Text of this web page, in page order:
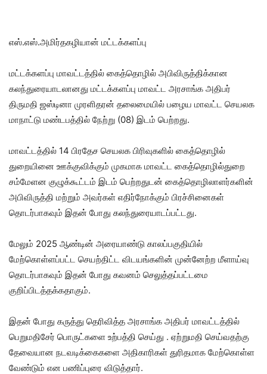
எஸ்.எஸ்.அமிர்தகழியான் மட்டக்களப்பு
மட்டக்களப்பு மாவட்டத்தில் கைத்தொழில் அபிவிருத்திக்கான
கலந்துரையாடலானது மட்டக்களப்பு மாவட்ட அரசாங்க அதிபர்
திருமதி ஜஸ்டினா முரளிதரன் தலைமையில் பழைய மாவட்ட செயலக
மாநாட்டு மண்டபத்தில் நேற்று (08) இடம் பெற்றது.
மாவட்டத்தில் 14 பிரதேச செயலக பிரிவுகளில் கைத்தொழில்
துறையினை ஊக்குவிக்கும் முகமாக மாவட்ட கைத்தொழில்துறை
சம்மேளன குழுக்கூட்டம் இடம் பெற்றதுடன் கைத்தொழிலாளர்களின்
அபிவிருத்தி மற்றும் அவர்கள் எதிர்நோக்கும் பிரச்சினைகள்
தொடர்பாகவும் இதன் போது கலந்துரையாடப்பட்டது.
மேலும் 2025 ஆண்டின் அரையாண்டு காலப்பகுதியில்
மேற்கொள்ளப்பட்ட செயற்திட்ட விடயங்களின் முன்னேற்ற மீளாய்வு
தொடர்பாகவும் இதன் போது கவனம் செலுத்தப்பட்டமை
குறிப்பிடத்தக்கதாகும்.
இதன் போது கருத்து தெரிவித்த அரசாங்க அதிபர் மாவட்டத்தில்
பெறுமதிசேர் பொருட்களை உற்பத்தி செய்து . ஏற்றுமதி செய்வதற்கு
தேவையான நடவடிக்கைகளை அதிகாரிகள் துரிதமாக மேற்கொள்ள
வேண்டும் என பணிப்புரை விடுத்தார்.